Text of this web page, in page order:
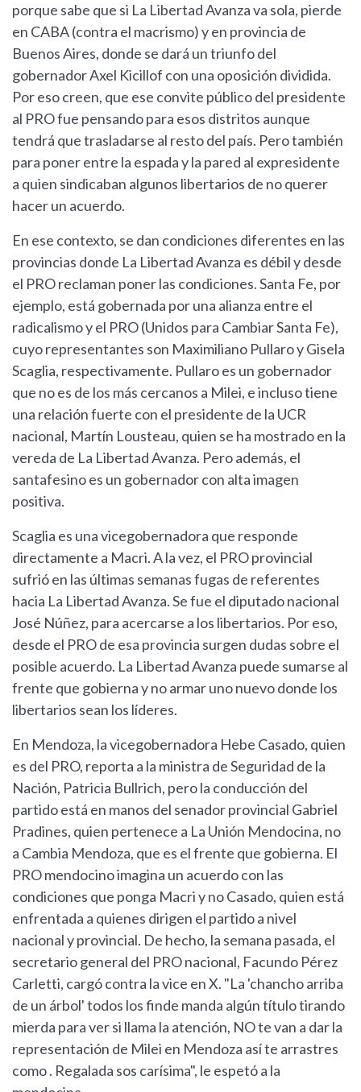
porque sabe que si La Libertad Avanza va sola, pierde
en CABA (contra el macrismo) y en provincia de
Buenos Aires, donde se dará un triunfo del
gobernador Axel Kicillof con una oposición dividida.
Por eso creen, que ese convite público del presidente
al PRO fue pensando para esos distritos aunque
tendrá que trasladarse al resto del país. Pero también
para poner entre la espada y la pared al expresidente
a quien sindicaban algunos libertarios de no querer
hacer un acuerdo.
En ese contexto, se dan condiciones diferentes en las
provincias donde La Libertad Avanza es débil y desde
el PRO reclaman poner las condiciones. Santa Fe, por
ejemplo, está gobernada por una alianza entre el
radicalismo y el PRO (Unidos para Cambiar Santa Fe),
cuyo representantes son Maximiliano Pullaro y Gisela
Scaglia, respectivamente. Pullaro es un gobernador
que no es de los más cercanos a Milei, e incluso tiene
una relación fuerte con el presidente de la UCR
nacional, Martín Lousteau, quien se ha mostrado en la
vereda de La Libertad Avanza. Pero además, el
santafesino es un gobernador con alta imagen
positiva.
Scaglia es una vicegobernadora que responde
directamente a Macri. A la vez, el PRO provincial
sufrió en las últimas semanas fugas de referentes
hacia La Libertad Avanza. Se fue el diputado nacional
José Núñez, para acercarse a los libertarios. Por eso,
desde el PRO de esa provincia surgen dudas sobre el
posible acuerdo. La Libertad Avanza puede sumarse al
frente que gobierna y no armar uno nuevo donde los
libertarios sean los líderes.
En Mendoza, la vicegobernadora Hebe Casado, quien
es del PRO, reporta a la ministra de Seguridad de la
Nación, Patricia Bullrich, pero la conducción del
partido está en manos del senador provincial Gabriel
Pradines, quien pertenece a La Unión Mendocina, no
a Cambia Mendoza, que es el frente que gobierna. El
PRO mendocino imagina un acuerdo con las
condiciones que ponga Macri y no Casado, quien está
enfrentada a quienes dirigen el partido a nivel
nacional y provincial. De hecho, la semana pasada, el
secretario general del PRO nacional, Facundo Pérez
Carletti, cargó contra la vice en X. "La 'chancho arriba
de un árbol' todos los finde manda algún título tirando
mierda para ver si llama la atención, NO te van a dar la
representación de Milei en Mendoza así te arrastres
como . Regalada sos carísima", le espetó a la